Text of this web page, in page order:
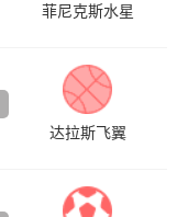
菲尼克斯水星
达拉斯飞翼